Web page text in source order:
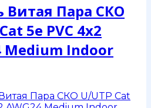
Витая Пара СКО
5e PVC 4х2
Medium Indoor